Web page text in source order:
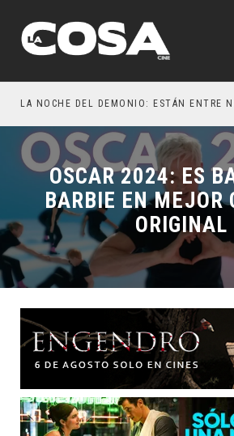
OSCAR 2024: ES
BARBIE EN MEJOR
ORIGINAL